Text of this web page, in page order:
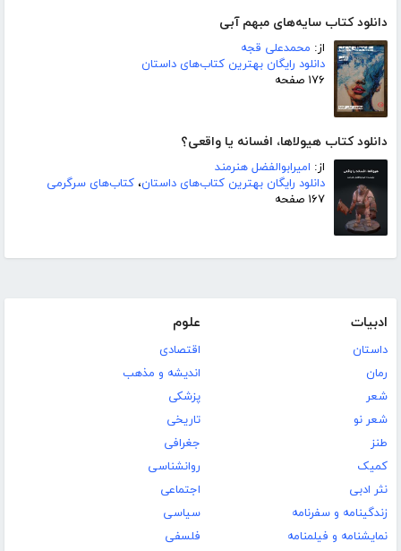
دانلود کتاب سایه‌های مبهم آبی
از: محمدعلی قجه
دانلود رایگان بهترین کتاب‌های داستان
۱۷۶ صفحه
دانلود کتاب هیولاها، افسانه یا واقعی؟
از: امیرابوالفضل هنرمند
دانلود رایگان بهترین کتاب‌های داستان، کتاب‌های سرگرمی
۱۶۷ صفحه
ادبیات
داستان
رمان
شعر
شعر نو
طنز
کمیک
نثر ادبی
زندگینامه و سفرنامه
نمایشنامه و فیلمنامه
علوم
اقتصادی
اندیشه و مذهب
پزشکی
تاریخی
جغرافی
روانشناسی
اجتماعی
سیاسی
فلسفی